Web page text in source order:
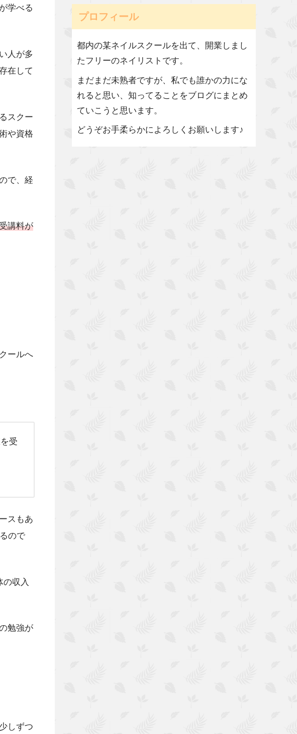
学べる
人が多
在して
スクー
や資格
で、経
講料が
ールへ
受
スもあ
ので
収入
勉強が
しずつ
プロフィール
都内の某ネイルスクールを出て、開業しまし
たフリーのネイリストです。
まだまだ未熟者ですが、私でも誰かの力にな
れると思い、知ってることをブログにまとめ
ていこうと思います。
どうぞお手柔らかによろしくお願いします♪